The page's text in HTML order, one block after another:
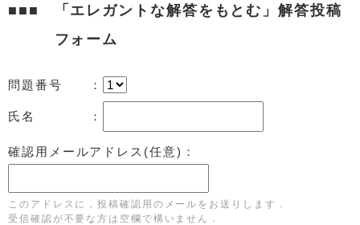
「エレガントな解答をもとむ」解答投稿
フォーム
問題番号 ：
氏名 ：
確認用メールアドレス(任意)：
このアドレスに，投稿確認用のメールをお送りします．
受信確認が不要な方は空欄で構いません．